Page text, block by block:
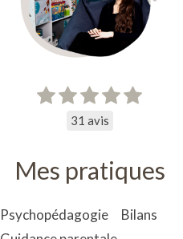
31 avis
Mes pratiques
Psychopédagogie
Bilans